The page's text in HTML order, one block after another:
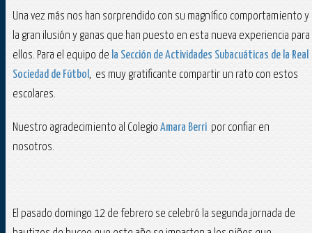
Una vez más nos han sorprendido con su magnífico comportamiento y
la gran ilusión y ganas que han puesto en esta nueva experiencia para
ellos. Para el equipo de la Sección de Actividades Subacuáticas de la Real
Sociedad de Fútbol , es muy gratificante compartir un rato con estos
escolares.
Nuestro agradecimiento al Colegio Amara Berri por confiar en
nosotros.
El pasado domingo 12 de febrero se celebró la segunda jornada de